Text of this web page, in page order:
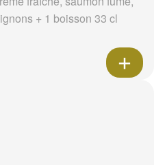
+ 1 boisson 33 cl